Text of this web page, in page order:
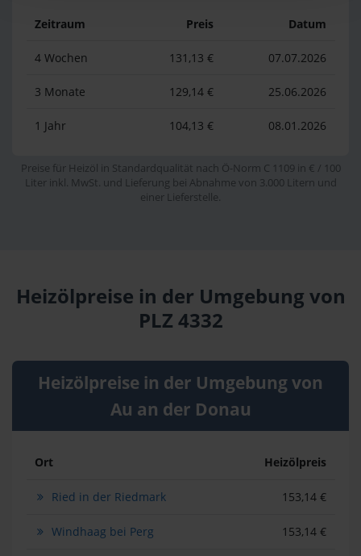
Zeitraum Preis Datum
4 Wochen 131,13 € 07.07.2026
3 Monate 129,14 € 25.06.2026
1 Jahr 104,13 € 08.01.2026
Preise für Heizöl in Standardqualität nach Ö-Norm C 1109 in € / 100
Liter inkl. MwSt. und Lieferung bei Abnahme von 3.000 Litern und
einer Lieferstelle.
Heizölpreise in der Umgebung von
PLZ 4332
Heizölpreise in der Umgebung von
Au an der Donau
Ort Heizölpreis
Ried in der Riedmark 153,14 €
Windhaag bei Perg 153,14 €